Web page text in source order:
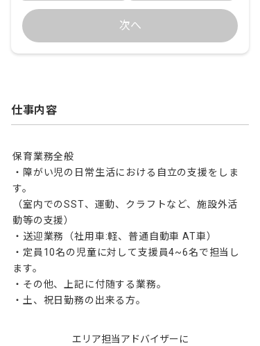
次へ
仕事内容
保育業務全般
・障がい児の日常生活における自立の支援をしま
す。
（室内でのSST、運動、クラフトなど、施設外活
動等の支援）
・送迎業務（社用車:軽、普通自動車 AT車）
・定員10名の児童に対して支援員4~6名で担当し
ます。
・その他、上記に付随する業務。
・土、祝日勤務の出来る方。
エリア担当アドバイザーに